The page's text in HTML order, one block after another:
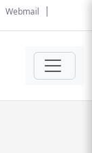
Webmail